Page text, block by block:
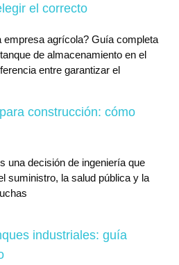
el correcto
empresa agrícola? Guía completa
de almacenamiento en el
entre garantizar el
construcción: cómo
una decisión de ingeniería que
suministro, la salud pública y la
industriales: guía